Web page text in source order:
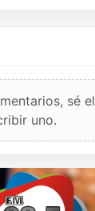
sé el
uno.